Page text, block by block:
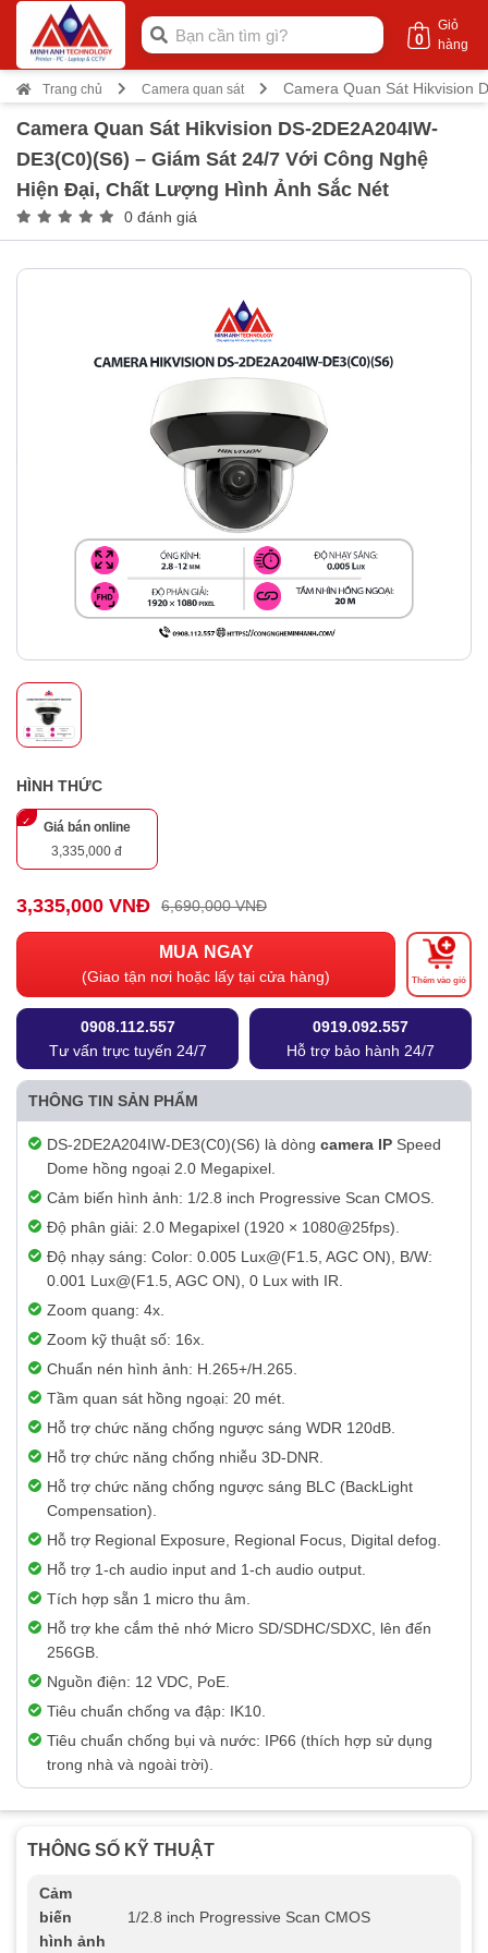
Giỏ
hàng
0
Trang chủ Camera quan sát Camera Quan Sát Hikvision
Camera Quan Sát Hikvision DS-2DE2A204IW-
DE3(C0)(S6) – Giám Sát 24/7 Với Công Nghệ
Hiện Đại, Chất Lượng Hình Ảnh Sắc Nét
0 đánh giá
HÌNH THỨC
Giá bán online
3,335,000 đ
3,335,000 VNĐ 6,690,000 VNĐ
MUA NGAY
(Giao tận nơi hoặc lấy tại cửa hàng) Thêm vào giỏ
0908.112.557
Tư vấn trực tuyến 24/7
0919.092.557
Hỗ trợ bảo hành 24/7
THÔNG TIN SẢN PHẨM
DS-2DE2A204IW-DE3(C0)(S6) là dòng camera IP Speed
Dome hồng ngoại 2.0 Megapixel.
Cảm biến hình ảnh: 1/2.8 inch Progressive Scan CMOS.
Độ phân giải: 2.0 Megapixel (1920 × 1080@25fps).
Độ nhạy sáng: Color: 0.005 Lux@(F1.5, AGC ON), B/W:
0.001 Lux@(F1.5, AGC ON), 0 Lux with IR.
Zoom quang: 4x.
Zoom kỹ thuật số: 16x.
Chuẩn nén hình ảnh: H.265+/H.265.
Tầm quan sát hồng ngoại: 20 mét.
Hỗ trợ chức năng chống ngược sáng WDR 120dB.
Hỗ trợ chức năng chống nhiễu 3D-DNR.
Hỗ trợ chức năng chống ngược sáng BLC (BackLight
Compensation).
Hỗ trợ Regional Exposure, Regional Focus, Digital defog.
Hỗ trợ 1-ch audio input and 1-ch audio output.
Tích hợp sẵn 1 micro thu âm.
Hỗ trợ khe cắm thẻ nhớ Micro SD/SDHC/SDXC, lên đến
256GB.
Nguồn điện: 12 VDC, PoE.
Tiêu chuẩn chống va đập: IK10.
Tiêu chuẩn chống bụi và nước: IP66 (thích hợp sử dụng
trong nhà và ngoài trời).
THÔNG SỐ KỸ THUẬT
Cảm
biến
hình ảnh
1/2.8 inch Progressive Scan CMOS